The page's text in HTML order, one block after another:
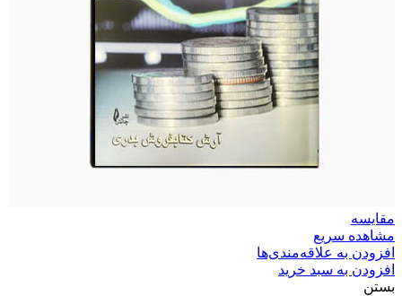
مقایسه
مشاهده سریع
افزودن به علاقه‌مندی‌ها
افزودن به سبد خرید
بستن